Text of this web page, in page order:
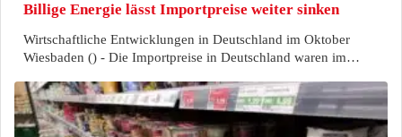
Billige Energie lässt Importpreise weiter sinken
Wirtschaftliche Entwicklungen in Deutschland im Oktober
Wiesbaden () - Die Importpreise in Deutschland waren im…